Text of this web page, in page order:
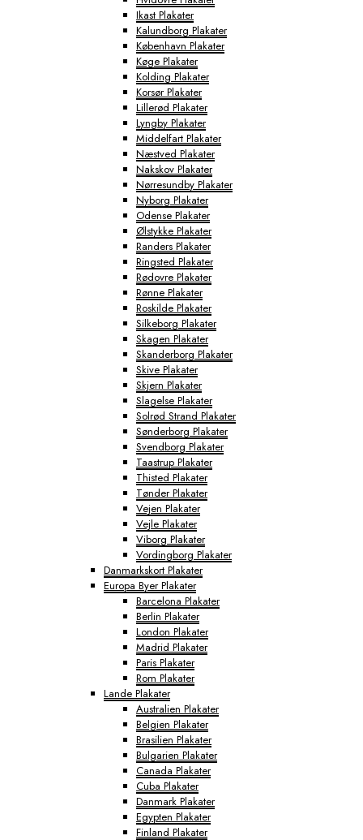
Ikast Plakater
Kalundborg Plakater
København Plakater
Køge Plakater
Kolding Plakater
Korsør Plakater
Lillerød Plakater
Lyngby Plakater
Middelfart Plakater
Næstved Plakater
Nakskov Plakater
Nørresundby Plakater
Nyborg Plakater
Odense Plakater
Ølstykke Plakater
Randers Plakater
Ringsted Plakater
Rødovre Plakater
Rønne Plakater
Roskilde Plakater
Silkeborg Plakater
Skagen Plakater
Skanderborg Plakater
Skive Plakater
Skjern Plakater
Slagelse Plakater
Solrød Strand Plakater
Sønderborg Plakater
Svendborg Plakater
Taastrup Plakater
Thisted Plakater
Tønder Plakater
Vejen Plakater
Vejle Plakater
Viborg Plakater
Vordingborg Plakater
Danmarkskort Plakater
Europa Byer Plakater
Barcelona Plakater
Berlin Plakater
London Plakater
Madrid Plakater
Paris Plakater
Rom Plakater
Lande Plakater
Australien Plakater
Belgien Plakater
Brasilien Plakater
Bulgarien Plakater
Canada Plakater
Cuba Plakater
Danmark Plakater
Egypten Plakater
Finland Plakater